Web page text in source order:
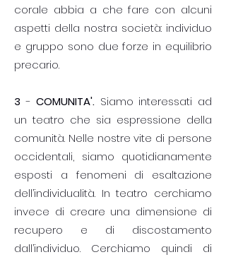
corale abbia a che fare con alcuni
aspetti della nostra società: individuo
e gruppo sono due forze in equilibrio
precario.
3 -COMUNITA'. Siamo interessati ad
un teatro che sia espressione della
comunità. Nelle nostre vite di persone
occidentali, siamo quotidianamente
esposti a fenomeni di esaltazione
dell’individualità. In teatro cerchiamo
invece di creare una dimensione di
recupero e di discostamento
dall’individuo. Cerchiamo quindi di